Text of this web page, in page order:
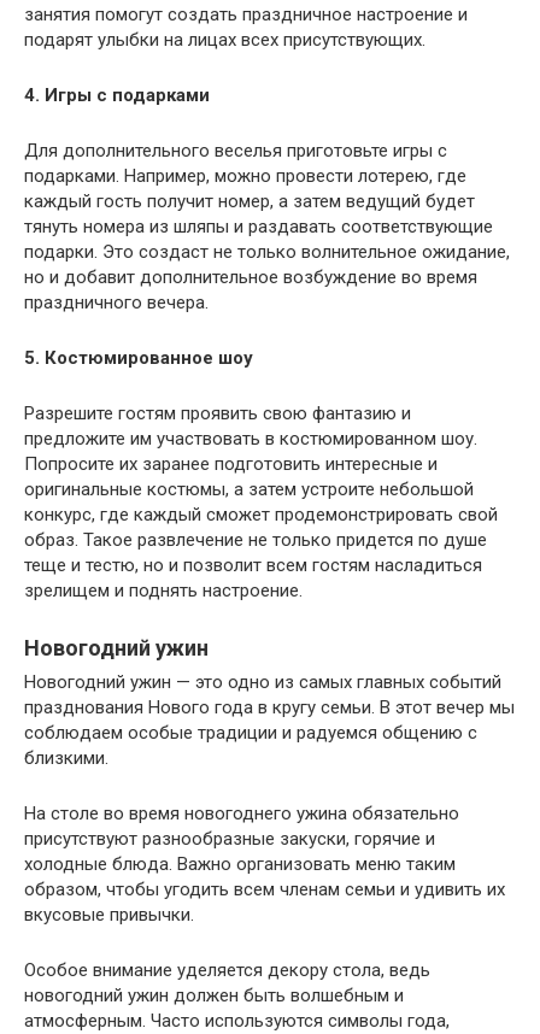
занятия помогут создать праздничное настроение и
подарят улыбки на лицах всех присутствующих.
4. Игры с подарками
Для дополнительного веселья приготовьте игры с
подарками. Например, можно провести лотерею, где
каждый гость получит номер, а затем ведущий будет
тянуть номера из шляпы и раздавать соответствующие
подарки. Это создаст не только волнительное ожидание,
но и добавит дополнительное возбуждение во время
праздничного вечера.
5. Костюмированное шоу
Разрешите гостям проявить свою фантазию и
предложите им участвовать в костюмированном шоу.
Попросите их заранее подготовить интересные и
оригинальные костюмы, а затем устроите небольшой
конкурс, где каждый сможет продемонстрировать свой
образ. Такое развлечение не только придется по душе
теще и тестю, но и позволит всем гостям насладиться
зрелищем и поднять настроение.
Новогодний ужин
Новогодний ужин — это одно из самых главных событий
празднования Нового года в кругу семьи. В этот вечер мы
соблюдаем особые традиции и радуемся общению с
близкими.
На столе во время новогоднего ужина обязательно
присутствуют разнообразные закуски, горячие и
холодные блюда. Важно организовать меню таким
образом, чтобы угодить всем членам семьи и удивить их
вкусовые привычки.
Особое внимание уделяется декору стола, ведь
новогодний ужин должен быть волшебным и
атмосферным. Часто используются символы года,